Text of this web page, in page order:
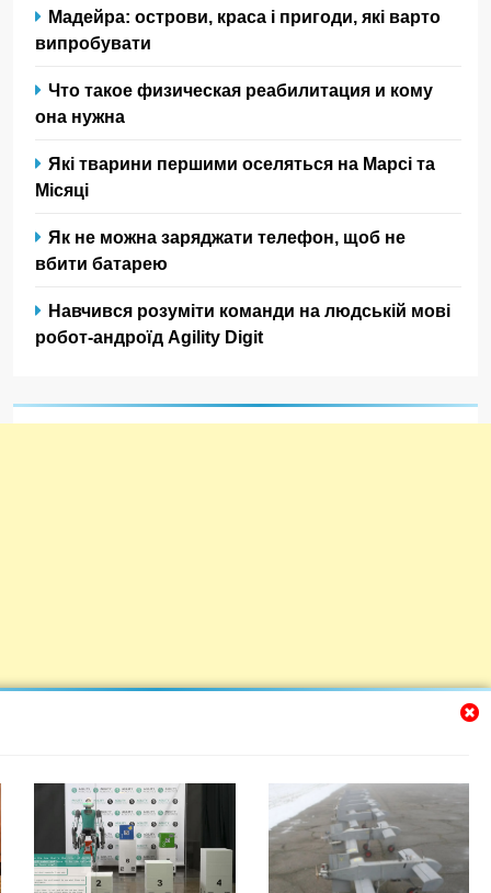
Мадейра: острови, краса і пригоди, які варто
випробувати
Что такое физическая реабилитация и кому
она нужна
Які тварини першими оселяться на Марсі та
Місяці
Як не можна заряджати телефон, щоб не
вбити батарею
Навчився розуміти команди на людській мові
робот-андроїд Agility Digit